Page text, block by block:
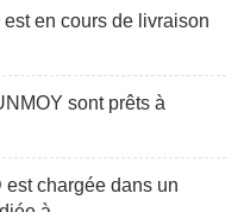
en cours de livraison
sont prêts à
est chargée dans un